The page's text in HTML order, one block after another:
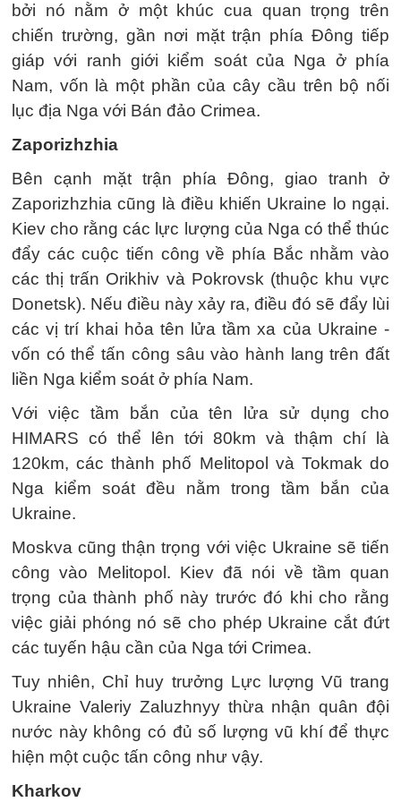
bởi nó nằm ở một khúc cua quan trọng trên
chiến trường, gần nơi mặt trận phía Đông tiếp
giáp với ranh giới kiểm soát của Nga ở phía
Nam, vốn là một phần của cây cầu trên bộ nối
lục địa Nga với Bán đảo Crimea.
Zaporizhzhia
Bên cạnh mặt trận phía Đông, giao tranh ở
Zaporizhzhia cũng là điều khiến Ukraine lo ngại.
Kiev cho rằng các lực lượng của Nga có thể thúc
đẩy các cuộc tiến công về phía Bắc nhằm vào
các thị trấn Orikhiv và Pokrovsk (thuộc khu vực
Donetsk). Nếu điều này xảy ra, điều đó sẽ đẩy lùi
các vị trí khai hỏa tên lửa tầm xa của Ukraine -
vốn có thể tấn công sâu vào hành lang trên đất
liền Nga kiểm soát ở phía Nam.
Với việc tầm bắn của tên lửa sử dụng cho
HIMARS có thể lên tới 80km và thậm chí là
120km, các thành phố Melitopol và Tokmak do
Nga kiểm soát đều nằm trong tầm bắn của
Ukraine.
Moskva cũng thận trọng với việc Ukraine sẽ tiến
công vào Melitopol. Kiev đã nói về tầm quan
trọng của thành phố này trước đó khi cho rằng
việc giải phóng nó sẽ cho phép Ukraine cắt đứt
các tuyến hậu cần của Nga tới Crimea.
Tuy nhiên, Chỉ huy trưởng Lực lượng Vũ trang
Ukraine Valeriy Zaluzhnyy thừa nhận quân đội
nước này không có đủ số lượng vũ khí để thực
hiện một cuộc tấn công như vậy.
Kharkov